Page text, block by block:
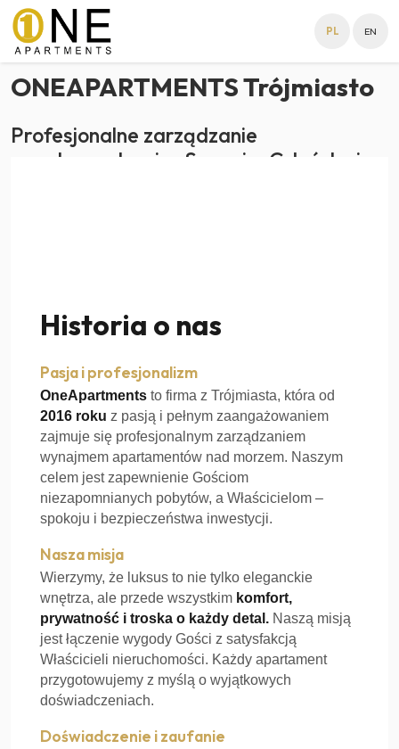
PL EN
ONEAPARTMENTS Trójmiasto
Profesjonalne zarządzanie
apartamentami w Sopocie, Gdańsku i
Historia o nas
Pasja i profesjonalizm
OneApartments to firma z Trójmiasta, która od
2016 roku z pasją i pełnym zaangażowaniem
zajmuje się profesjonalnym zarządzaniem
wynajmem apartamentów nad morzem. Naszym
celem jest zapewnienie Gościom
niezapomnianych pobytów, a Właścicielom –
spokoju i bezpieczeństwa inwestycji.
Nasza misja
Wierzymy, że luksus to nie tylko eleganckie
wnętrza, ale przede wszystkim komfort,
prywatność i troska o każdy detal. Naszą misją
jest łączenie wygody Gości z satysfakcją
Właścicieli nieruchomości. Każdy apartament
przygotowujemy z myślą o wyjątkowych
doświadczeniach.
Doświadczenie i zaufanie